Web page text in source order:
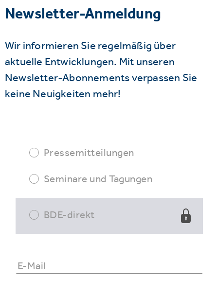
Newsletter-Anmeldung
Wir informieren Sie regelmäßig über
aktuelle Entwicklungen. Mit unseren
Newsletter-Abonnements verpassen Sie
keine Neuigkeiten mehr!
Pressemitteilungen
Seminare und Tagungen
BDE-direkt